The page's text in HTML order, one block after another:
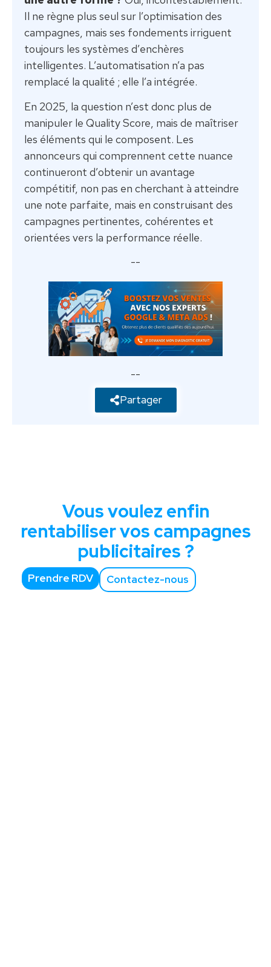
Il ne règne plus seul sur l’optimisation des
campagnes, mais ses fondements irriguent
toujours les systèmes d’enchères
intelligentes. L’automatisation n’a pas
remplacé la qualité ; elle l’a intégrée.
En 2025, la question n’est donc plus de
manipuler le Quality Score, mais de maîtriser
les éléments qui le composent. Les
annonceurs qui comprennent cette nuance
continueront d’obtenir un avantage
compétitif, non pas en cherchant à atteindre
une note parfaite, mais en construisant des
campagnes pertinentes, cohérentes et
orientées vers la performance réelle.
--
--
Partager
Vous voulez enfin
rentabiliser vos campagnes
publicitaires ?
Prendre RDV Contactez-nous